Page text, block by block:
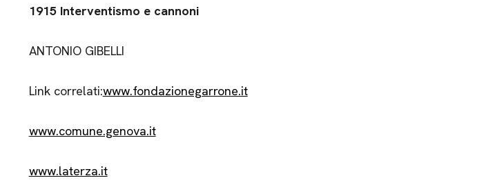
1915 Interventismo e cannoni
ANTONIO GIBELLI
Link correlati:www.fondazionegarrone.it
www.comune.genova.it
www.laterza.it